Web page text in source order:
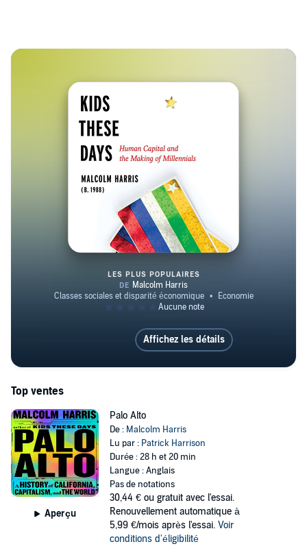
Kids These Days
LES PLUS POPULAIRES
Affichez les détails
Top ventes
Aperçu
Palo Alto
De : Malcolm Harris
Lu par : Patrick Harrison
Durée : 28 h et 20 min
Langue : Anglais
Pas de notations
30,44 € ou gratuit avec l'essai.
Renouvellement automatique à
5,99 €/mois après l'essai. Voir
conditions d'éligibilité